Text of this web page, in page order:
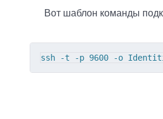
Вот шаблон команды
ssh -t -p 9600 -o